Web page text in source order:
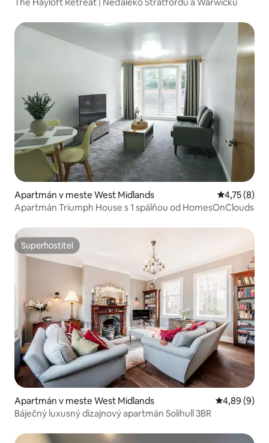
Apartmán v meste West Midlands Priemerné
4,75 (8)
Apartmán Triumph House s 1 spálňou od HomesOnClouds
Superhostiteľ
Superhostiteľ
Apartmán v meste West Midlands Priemerné
4,89 (9)
Báječný luxusný dizajnový apartmán Solihull 3BR